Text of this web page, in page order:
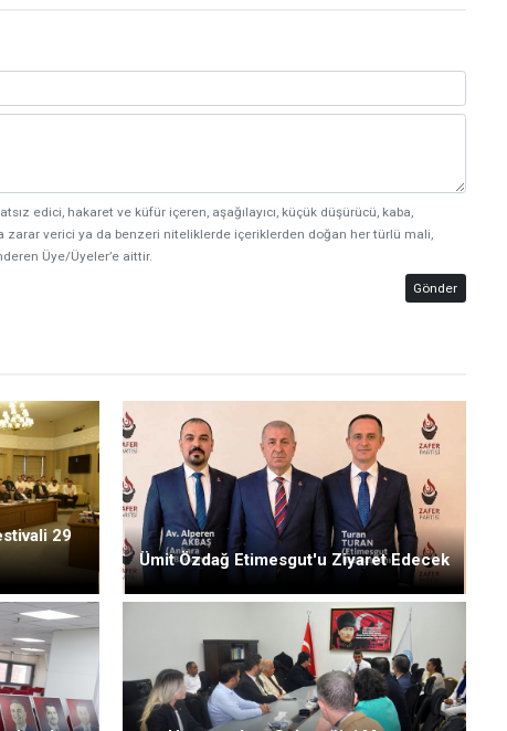
edici, hakaret ve küfür içeren, aşağılayıcı, küçük düşürücü, kaba,
zarar verici ya da benzeri niteliklerde içeriklerden doğan her türlü mali,
Üye/Üyeler’e aittir.
Gönder
29
Ümit Özdağ Etimesgut'u Ziyaret Edecek